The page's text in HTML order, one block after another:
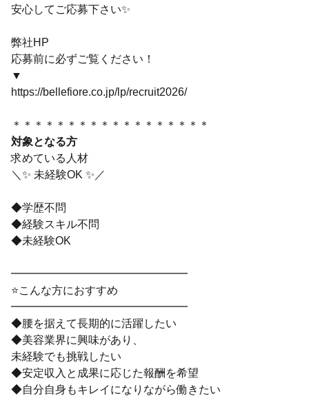
安心してご応募下さい✨
弊社HP
応募前に必ずご覧ください！
▼
https://bellefiore.co.jp/lp/recruit2026/
＊＊＊＊＊＊＊＊＊＊＊＊＊＊＊＊＊＊
対象となる方
求めている人材
＼✨ 未経験OK ✨／
◆学歴不問
◆経験スキル不問
◆未経験OK
━━━━━━━━━━━━━━━━
⭐こんな方におすすめ
━━━━━━━━━━━━━━━━
◆腰を据えて長期的に活躍したい
◆美容業界に興味があり、
未経験でも挑戦したい
◆安定収入と成果に応じた報酬を希望
◆自分自身もキレイになりながら働きたい